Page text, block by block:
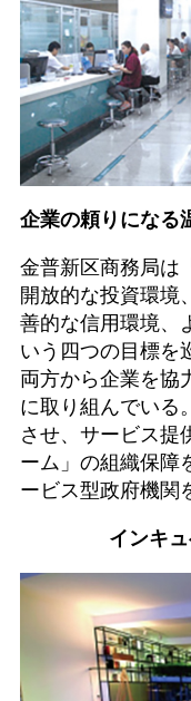
企業の頼りになる
金普新区商務局は
開放的な投資環境
善的な信用環境、
いう四つの目標を
両方から企業を協
に取り組んでいる
させ、サービス提
ーム」の組織保障
ービス型政府機関
インキ